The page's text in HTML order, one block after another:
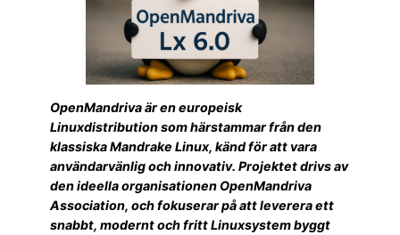
OpenMandriva är en europeisk
Linuxdistribution som härstammar från den
klassiska Mandrake Linux, känd för att vara
användarvänlig och innovativ. Projektet drivs av
den ideella organisationen OpenMandriva
Association, och fokuserar på att leverera ett
snabbt, modernt och fritt Linuxsystem byggt